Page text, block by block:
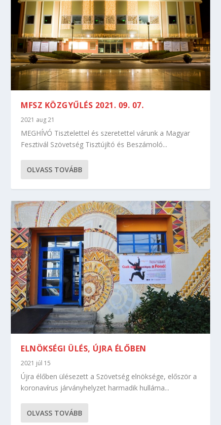
MFSZ KÖZGYŰLÉS 2021. 09. 07.
2021 aug 21
MEGHÍVÓ Tisztelettel és szeretettel várunk a Magyar
Fesztivál Szövetség Tisztújító és Beszámoló...
OLVASS TOVÁBB
ELNÖKSÉGI ÜLÉS, ÚJRA ÉLŐBEN
2021 júl 15
Újra élőben ülésezett a Szövetség elnöksége, először a
koronavírus járványhelyzet harmadik hulláma...
OLVASS TOVÁBB